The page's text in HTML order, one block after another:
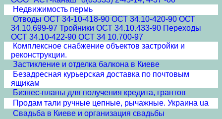
Недвижимость пермь
Отводы ОСТ 34-10-418-90 ОСТ 34.10-420-90 ОСТ
34.10.699-97 Тройники ОСТ 34.10.433-90 Переходы
ОСТ 34.10-422-90 ОСТ 34 10.700-97
Комплексное снабжение объектов застройки и
реконструкции.
Застикление и отделка балкона в Киеве
Безадресная курьерская доставка по почтовым
ящикам
Бизнес-планы для получения кредита, грантов
Продам тали ручные цепные, рычажные. Украина ua
Свадьба в Киеве и организация свадьбы